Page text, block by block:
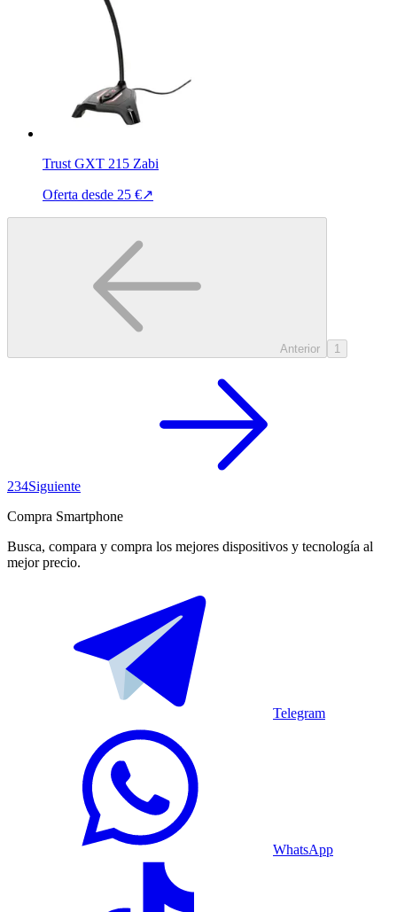
Trust GXT 215 Zabi
Oferta desde 25 €↗
Anterior 1
234Siguiente
Compra Smartphone
Busca, compara y compra los mejores dispositivos y tecnología al
mejor precio.
Telegram
WhatsApp